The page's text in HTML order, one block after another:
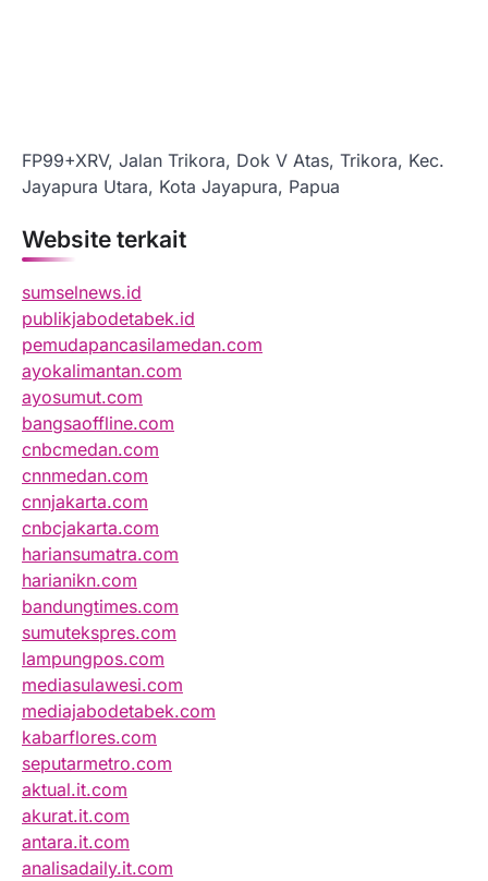
FP99+XRV, Jalan Trikora, Dok V Atas, Trikora, Kec.
Jayapura Utara, Kota Jayapura, Papua
Website terkait
sumselnews.id
publikjabodetabek.id
pemudapancasilamedan.com
ayokalimantan.com
ayosumut.com
bangsaoffline.com
cnbcmedan.com
cnnmedan.com
cnnjakarta.com
cnbcjakarta.com
hariansumatra.com
harianikn.com
bandungtimes.com
sumutekspres.com
lampungpos.com
mediasulawesi.com
mediajabodetabek.com
kabarflores.com
seputarmetro.com
aktual.it.com
akurat.it.com
antara.it.com
analisadaily.it.com